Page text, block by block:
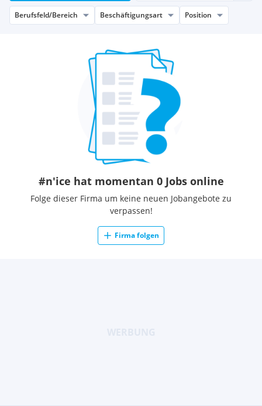
Berufsfeld/Bereich Beschäftigungsart Position
#n'ice hat momentan 0 Jobs online
Folge dieser Firma um keine neuen Jobangebote zu
verpassen!
Firma folgen